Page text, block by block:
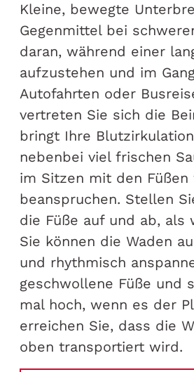
Kleine, bewegte
Gegenmittel bei
daran, während einer
aufzustehen und im
Autofahrten oder
vertreten Sie sich die
bringt Ihre
nebenbei viel frischen
im Sitzen mit den
beanspruchen. Stellen
die Füße auf und ab, als
Sie können die Waden
und rhythmisch
geschwollene Füße und
mal hoch, wenn es der
erreichen Sie, dass die
oben transportiert wird.